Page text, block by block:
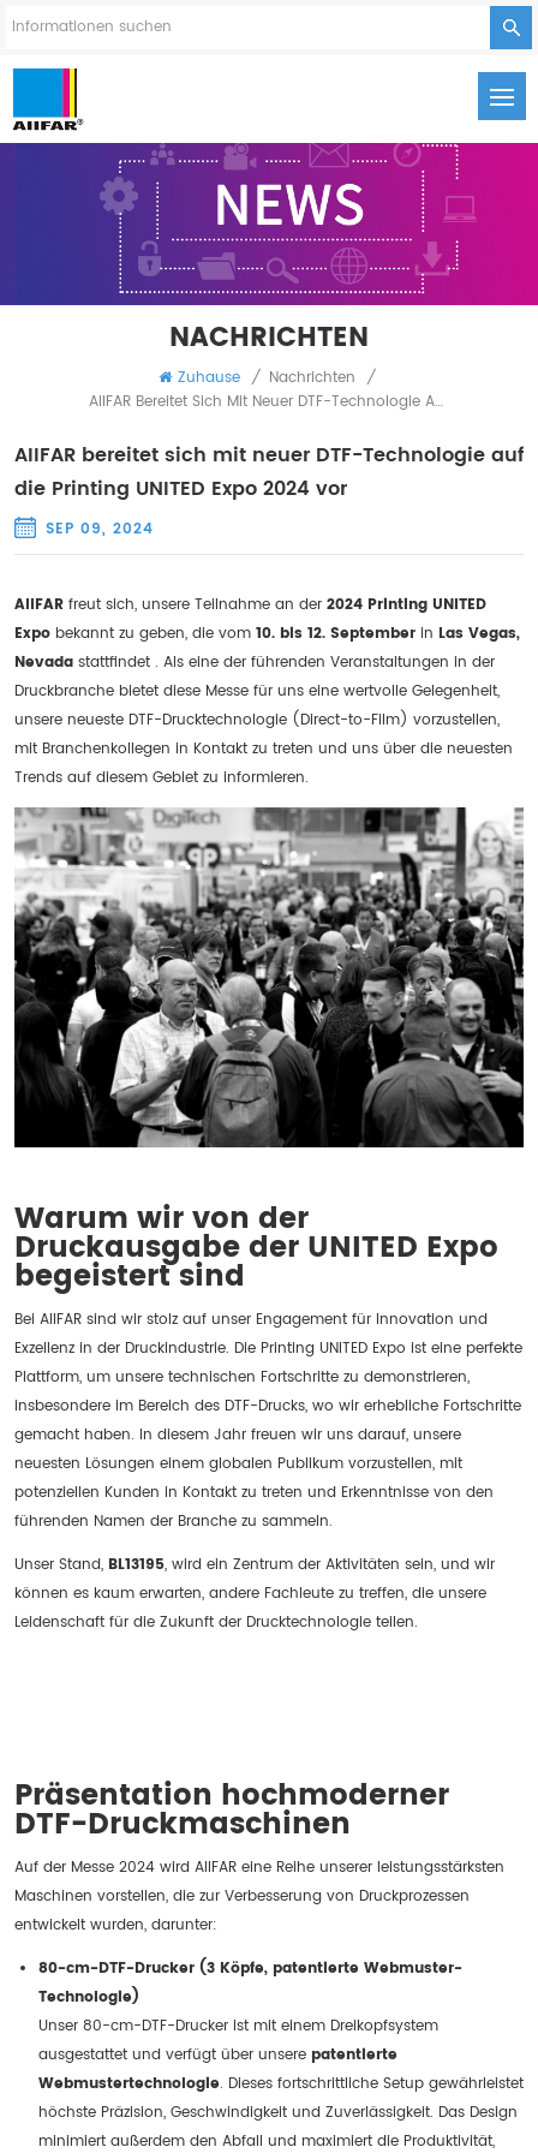
NACHRICHTEN
Zuhause / Nachrichten /
AIIFAR Bereitet Sich Mit Neuer DTF-Technologie Auf Die Printing UNITED Expo 2024 Vor
AIIFAR bereitet sich mit neuer DTF-Technologie auf
die Printing UNITED Expo 2024 vor
SEP 09, 2024
AIIFAR freut sich, unsere Teilnahme an der 2024 Printing UNITED
Expo bekannt zu geben, die vom 10. bis 12. September in Las Vegas,
Nevada stattfindet . Als eine der führenden Veranstaltungen in der
Druckbranche bietet diese Messe für uns eine wertvolle Gelegenheit,
unsere neueste DTF-Drucktechnologie (Direct-to-Film) vorzustellen,
mit Branchenkollegen in Kontakt zu treten und uns über die neuesten
Trends auf diesem Gebiet zu informieren.
Warum wir von der
Druckausgabe der UNITED Expo
begeistert sind
Bei AIIFAR sind wir stolz auf unser Engagement für Innovation und
Exzellenz in der Druckindustrie. Die Printing UNITED Expo ist eine perfekte
Plattform, um unsere technischen Fortschritte zu demonstrieren,
insbesondere im Bereich des DTF-Drucks, wo wir erhebliche Fortschritte
gemacht haben. In diesem Jahr freuen wir uns darauf, unsere
neuesten Lösungen einem globalen Publikum vorzustellen, mit
potenziellen Kunden in Kontakt zu treten und Erkenntnisse von den
führenden Namen der Branche zu sammeln.
Unser Stand, BL13195, wird ein Zentrum der Aktivitäten sein, und wir
können es kaum erwarten, andere Fachleute zu treffen, die unsere
Leidenschaft für die Zukunft der Drucktechnologie teilen.
Präsentation hochmoderner
DTF-Druckmaschinen
Auf der Messe 2024 wird AIIFAR eine Reihe unserer leistungsstärksten
Maschinen vorstellen, die zur Verbesserung von Druckprozessen
entwickelt wurden, darunter:
80-cm-DTF-Drucker (3 Köpfe, patentierte Webmuster-
Technologie)
Unser 80-cm-DTF-Drucker ist mit einem Dreikopfsystem
ausgestattet und verfügt über unsere patentierte
Webmustertechnologie. Dieses fortschrittliche Setup gewährleistet
höchste Präzision, Geschwindigkeit und Zuverlässigkeit. Das Design
minimiert außerdem den Abfall und maximiert die Produktivität,